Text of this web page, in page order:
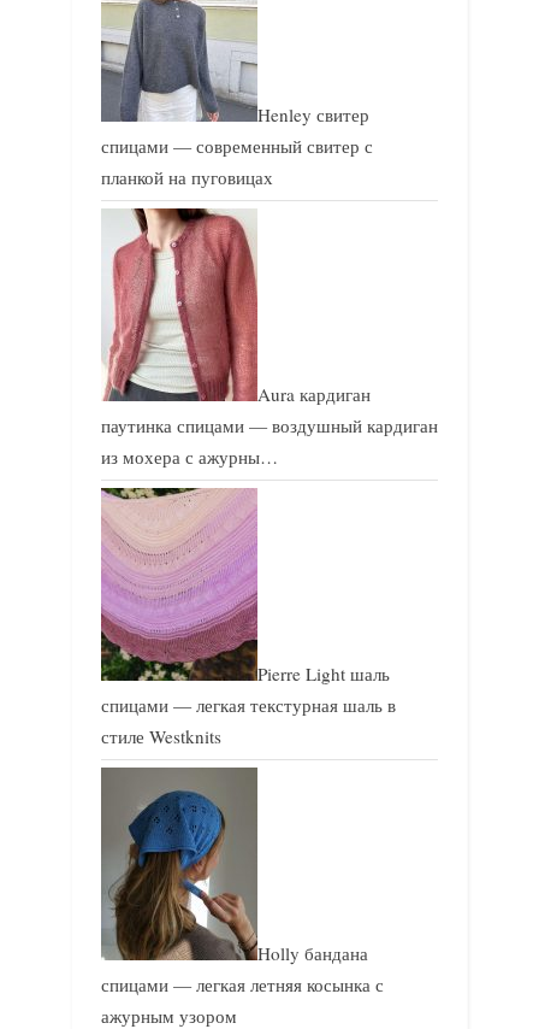
Henley свитер
спицами — современный свитер с
планкой на пуговицах
Aura кардиган
паутинка спицами — воздушный кардиган
из мохера с ажурны…
Pierre Light шаль
спицами — легкая текстурная шаль в
стиле Westknits
Holly бандана
спицами — легкая летняя косынка с
ажурным узором